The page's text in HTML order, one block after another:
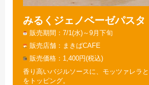
みるくジェノベーゼパスタ
販売期間
7/1(水)～9月下旬
販売店舗
まきばCAFE
販売価格
1,400円(税込)
香り高いバジルソースに、モッツァレラ
をトッピング。